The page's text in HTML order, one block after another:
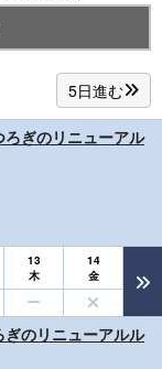
5日進む
ぎのリニューアル
13
木
14
金
のリニューアルル